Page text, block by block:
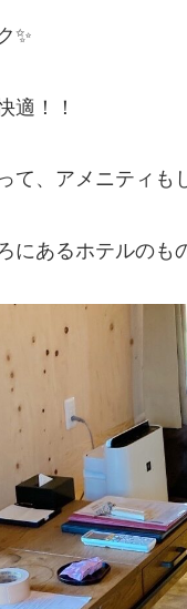
✨
適！！
て、アメニティも
にあるホテルのも